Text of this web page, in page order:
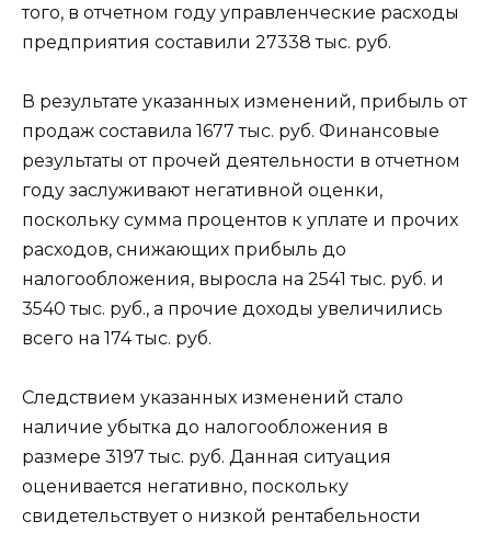
того, в отчетном году управленческие расходы
предприятия составили 27338 тыс. руб.
В результате указанных изменений, прибыль от
продаж составила 1677 тыс. руб. Финансовые
результаты от прочей деятельности в отчетном
году заслуживают негативной оценки,
поскольку сумма процентов к уплате и прочих
расходов, снижающих прибыль до
налогообложения, выросла на 2541 тыс. руб. и
3540 тыс. руб., а прочие доходы увеличились
всего на 174 тыс. руб.
Следствием указанных изменений стало
наличие убытка до налогообложения в
размере 3197 тыс. руб. Данная ситуация
оценивается негативно, поскольку
свидетельствует о низкой рентабельности